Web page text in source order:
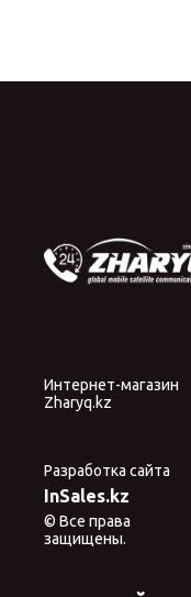
Интернет-магазин
Zharyq.kz
Разработка сайта
InSales.kz
© Все права
защищены.